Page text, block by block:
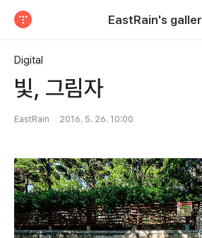
EastRain's
Digital
빛, 그림자
EastRain 2016. 5. 26. 10:00